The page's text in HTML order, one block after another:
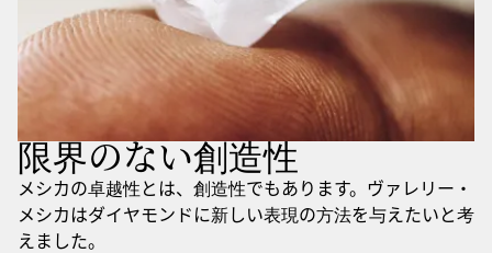
限界のない創造性
メシカの卓越性とは、創造性でもあります。ヴァレリー・
メシカはダイヤモンドに新しい表現の方法を与えたいと考
えました。